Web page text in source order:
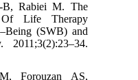
B, Rabiei M. The
Of Life Therapy
(SWB) and
Forouzan AS,